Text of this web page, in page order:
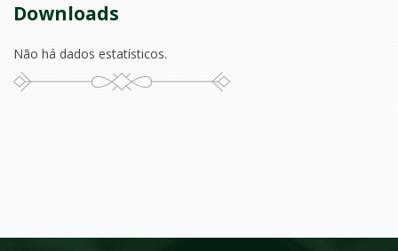
Downloads
Não há dados estatísticos.